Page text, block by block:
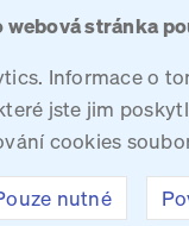
webová stránka
Informace o
jste jim
cookies
nutné